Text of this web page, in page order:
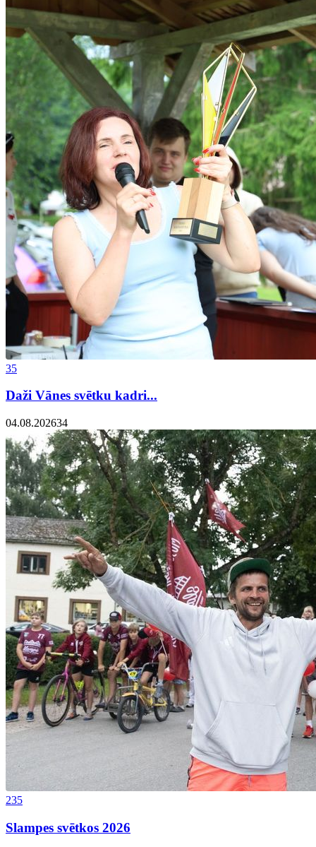
35
Daži Vānes svētku kadri...
04.08.202634
235
Slampes svētkos 2026